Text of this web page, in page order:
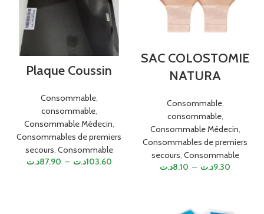
Plaque Coussin
Consommable,
consommable,
Consommable Médecin,
Consommables de premiers
secours, Consommable
87.90د.ت – 103.60د.ت
SAC COLOSTOMIE
NATURA
Consommable,
consommable,
Consommable Médecin,
Consommables de premiers
secours, Consommable
8.10د.ت – 9.30د.ت